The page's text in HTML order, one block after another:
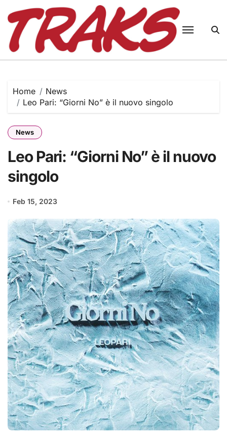
content
Home
News
Leo Pari: “Giorni No” è il nuovo singolo
News
Leo Pari: “Giorni No” è il nuovo
singolo
Feb 15, 2023